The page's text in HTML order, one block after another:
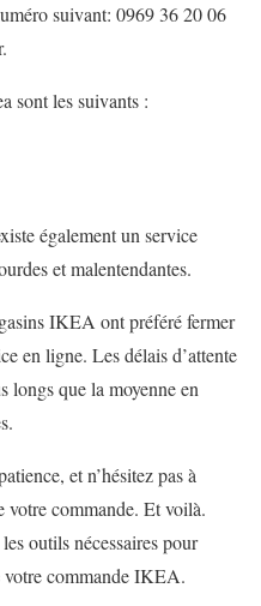
suivant: 0969 36 20 06
sont les suivants :
également un service
et malentendantes.
IKEA ont préféré fermer
en ligne. Les délais d’attente
longs que la moyenne en
et n’hésitez pas à
votre commande. Et voilà.
outils nécessaires pour
votre commande IKEA.